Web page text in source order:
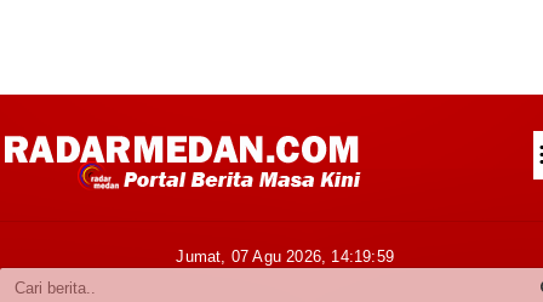
Kabupaten Karo
Jumat, 07 Agu 2026, 14:20:00